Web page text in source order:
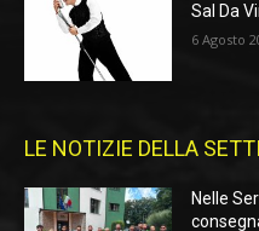
Sal Da
6 Agosto
LE NOTIZIE DELLA
Nelle